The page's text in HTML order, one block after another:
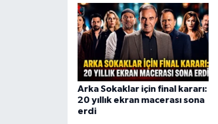
Arka Sokaklar için final kararı:
20 yıllık ekran macerası sona
erdi